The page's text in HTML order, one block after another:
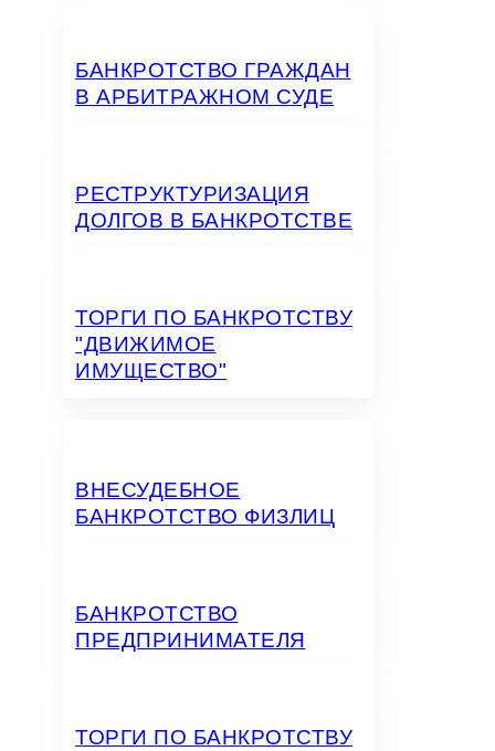
БАНКРОТСТВО ГРАЖДАН
В АРБИТРАЖНОМ СУДЕ
РЕСТРУКТУРИЗАЦИЯ
ДОЛГОВ В БАНКРОТСТВЕ
ТОРГИ ПО БАНКРОТСТВУ
"ДВИЖИМОЕ
ИМУЩЕСТВО"
ВНЕСУДЕБНОЕ
БАНКРОТСТВО ФИЗЛИЦ
БАНКРОТСТВО
ПРЕДПРИНИМАТЕЛЯ
ТОРГИ ПО БАНКРОТСТВУ